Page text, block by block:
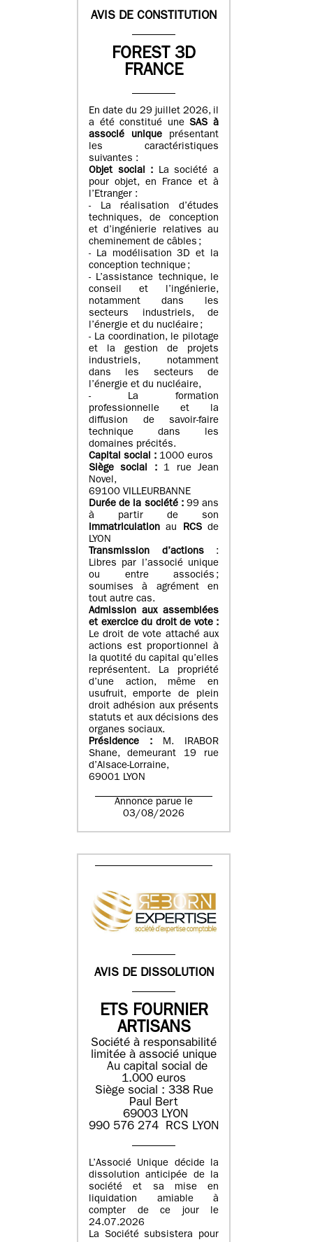
AVIS DE CONSTITUTION
FOREST 3D
FRANCE
En date du 29 juillet 2026, il
a été constitué uneSAS à
associé unique présentant
les caractéristiques
suivantes :
Objet social : La société a
pour objet, en France et à
l’Etranger :
- La réalisation d’études
techniques, de conception
et d’ingénierie relatives au
cheminement de câbles ;
- La modélisation 3D et la
conception technique ;
- L’assistance technique, le
conseil et l’ingénierie,
notamment dans les
secteurs industriels, de
l’énergie et du nucléaire ;
- La coordination, le pilotage
et la gestion de projets
industriels, notamment
dans les secteurs de
l’énergie et du nucléaire,
- La formation
professionnelle et la
diffusion de savoir-faire
technique dans les
domaines précités.
Capital social : 1000 euros
Siège social :1 rue Jean
Novel,
69100 VILLEURBANNE
Durée de la société :99 ans
à partir de son
immatriculation au RCSde
LYON
Transmission d’actions:
Libres par l’associé unique
ou entre associés ;
soumises à agrément en
tout autre cas.
Admission aux assemblées
et exercice du droit de vote :
Le droit de vote attaché aux
actions est proportionnel à
la quotité du capital qu’elles
représentent. La propriété
d’une action, même en
usufruit, emporte de plein
droit adhésion aux présents
statuts et aux décisions des
organes sociaux.
Présidence : M. IRABOR
Shane, demeurant 19 rue
d’Alsace-Lorraine,
69001 LYON
Annonce parue le
03/08/2026
AVIS DE DISSOLUTION
ETS FOURNIER
ARTISANS
Société à responsabilité
limitée à associé unique
Au capital social de
1.000 euros
Siège social : 338 Rue
Paul Bert
69003 LYON
990 576 274 RCS LYON
L’Associé Unique décide la
dissolution anticipée de la
société et sa mise en
liquidation amiable à
compter de ce jour le
24.07.2026
La Société subsistera pour